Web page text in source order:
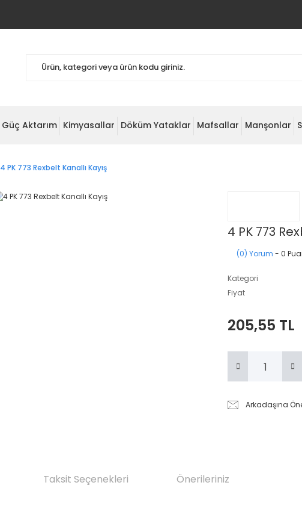
Güç Aktarım Kimyasallar Döküm Yataklar Mafsallar Manşonlar
4 PK 773 Rexbelt Kanallı Kayış
4 PK 773
(0) Yorum - 0
Kategori
Fiyat
205,55 TL
Arkadaşına
Taksit Seçenekleri Önerileriniz